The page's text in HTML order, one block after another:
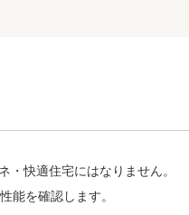
・快適住宅にはなりません。
能を確認します。